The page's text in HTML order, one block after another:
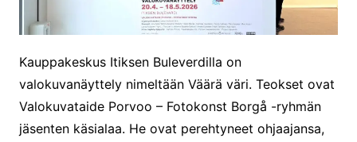
Kauppakeskus Itiksen Buleverdilla on
valokuvanäyttely nimeltään Väärä väri. Teokset ovat
Valokuvataide Porvoo – Fotokonst Borgå -ryhmän
jäsenten käsialaa. He ovat perehtyneet ohjaajansa,